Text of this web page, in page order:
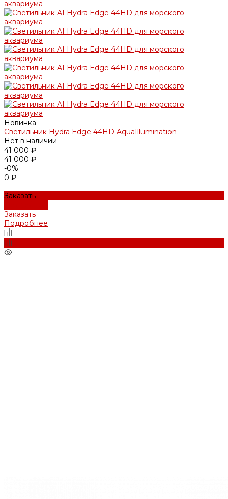
Новинка
Светильник Hydra Edge 44HD AquaIllumination
Нет в наличии
41 000 ₽
41 000 ₽
-0%
0 ₽
Заказать
Заказать
Подробнее